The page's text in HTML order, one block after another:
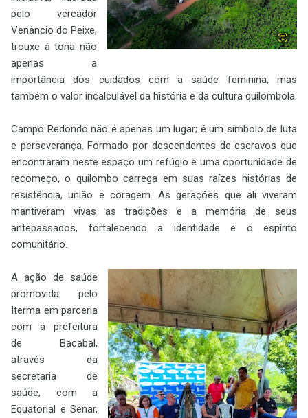
pelo vereador
Venâncio do Peixe,
trouxe à tona não
apenas a
importância dos cuidados com a saúde feminina, mas
também o valor incalculável da história e da cultura quilombola.
Campo Redondo não é apenas um lugar; é um símbolo de luta
e perseverança. Formado por descendentes de escravos que
encontraram neste espaço um refúgio e uma oportunidade de
recomeço, o quilombo carrega em suas raízes histórias de
resistência, união e coragem. As gerações que ali viveram
mantiveram vivas as tradições e a memória de seus
antepassados, fortalecendo a identidade e o espírito
comunitário.
A ação de saúde
promovida pelo
Iterma em parceria
com a prefeitura
de Bacabal,
através da
secretaria de
saúde, com a
Equatorial e Senar,